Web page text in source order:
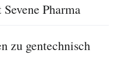
Pharma
zu gentechnisch